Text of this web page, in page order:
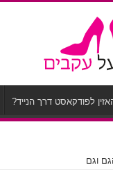
לפודקאסט דרך הנייד?
וגם